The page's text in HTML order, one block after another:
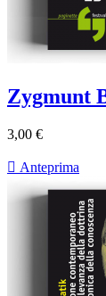
Zygmunt
3,00 €
 Anteprima